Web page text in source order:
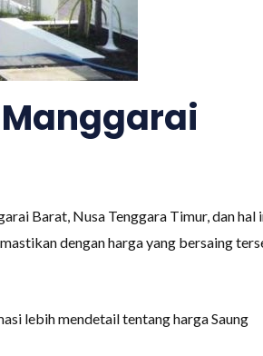
Manggarai
Barat, Nusa Tenggara Timur, dan hal
dengan harga yang bersaing
lebih mendetail tentang harga Saung